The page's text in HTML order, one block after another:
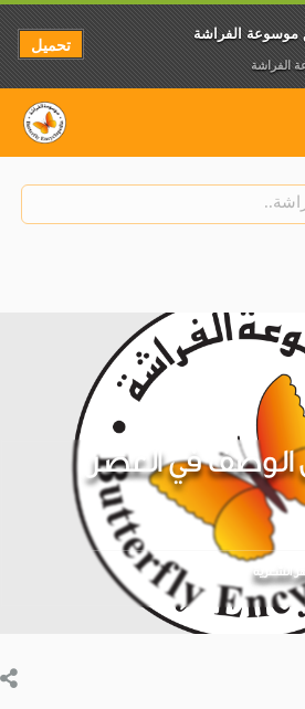
الوصف في العصر
الشعرية
الفراشة
الفراشة
تحميل